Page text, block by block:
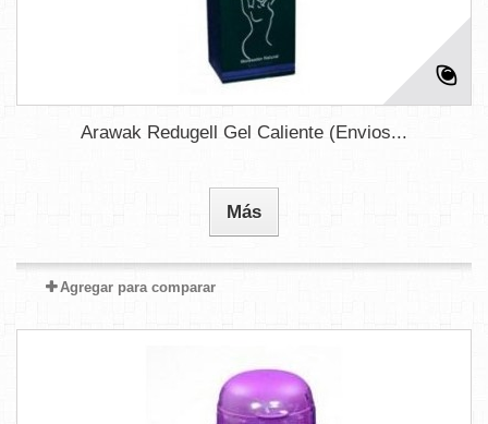
Arawak Redugell Gel Caliente (Envios...
Más
Agregar para comparar